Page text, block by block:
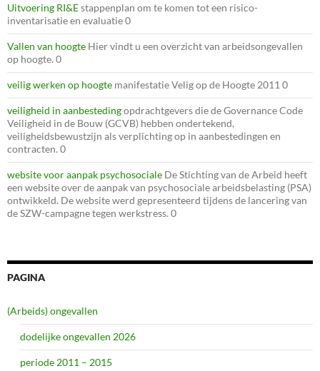
Uitvoering RI&Estappenplan om te komen tot een risico-
inventarisatie en evaluatie 0
Vallen van hoogte Hier vindt u een overzicht van arbeidsongevallen
op hoogte. 0
veilig werken op hoogte manifestatie Velig op de Hoogte 2011 0
veiligheid in aanbestedingopdrachtgevers die de Governance Code
Veiligheid in de Bouw (GCVB) hebben ondertekend,
veiligheidsbewustzijn als verplichting op in aanbestedingen en
contracten. 0
website voor aanpak psychosociale De Stichting van de Arbeid heeft
een website over de aanpak van psychosociale arbeidsbelasting (PSA)
ontwikkeld. De website werd gepresenteerd tijdens de lancering van
de SZW-campagne tegen werkstress. 0
PAGINA
(Arbeids) ongevallen
dodelijke ongevallen 2026
periode 2011 – 2015